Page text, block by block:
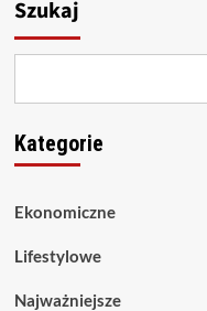
Szukaj
Kategorie
Ekonomiczne
Lifestylowe
Najważniejsze